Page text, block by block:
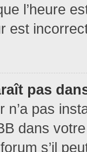
l’heure
est
pas
n’a pas
dans
s’il